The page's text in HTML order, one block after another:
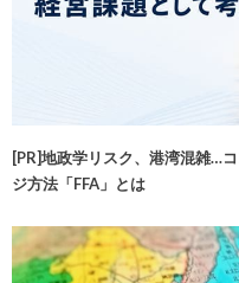
[PR]地政学リスク、港湾混雑…
ジ方法「FFA」とは